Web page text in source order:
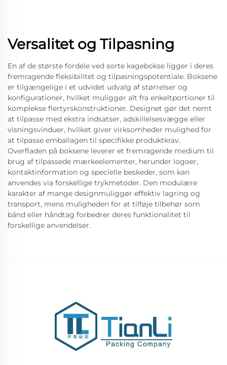
Versalitet og Tilpasning
En af de største fordele ved sorte kagebokse ligger i deres
fremragende fleksibilitet og tilpasningspotentiale. Boksene
er tilgængelige i et udvidet udvalg af størrelser og
konfigurationer, hvilket muliggør alt fra enkeltportioner til
komplekse flertyrskonstruktioner. Designet gør det nemt
at tilpasse med ekstra indsatser, adskillelsesvægge eller
visningsvinduer, hvilket giver virksomheder mulighed for
at tilpasse emballagen til specifikke produktkrav.
Overfladen på boksene leverer et fremragende medium til
brug af tilpassede mærkeelementer, herunder logoer,
kontaktinformation og specielle beskeder, som kan
anvendes via forskellige trykmetoder. Den modulære
karakter af mange designmuliggør effektiv lagring og
transport, mens muligheden for at tilføje tilbehør som
bånd eller håndtag forbedrer deres funktionalitet til
forskellige anvendelser.